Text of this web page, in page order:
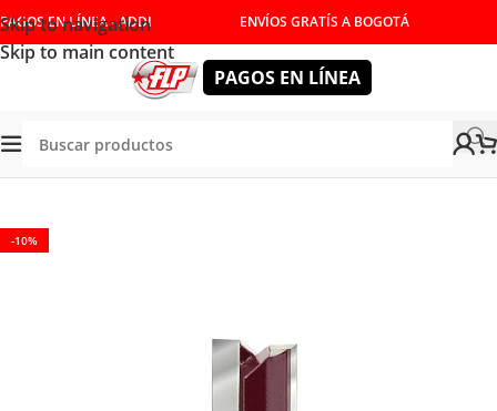
Skip to navigation
Skip to main content
PAGOS EN LÍNEA - ADDI ENVÍOS GRATÍS A BOGOTÁ
PAGOS EN LÍNEA
Tienda/HERRAMIENTAS DE CORTE ACANALAR
-10%